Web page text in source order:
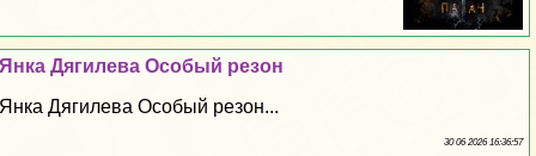
Янка Дягилева Особый резон
Янка Дягилева Особый резон...
30 06 2026 16:36:57